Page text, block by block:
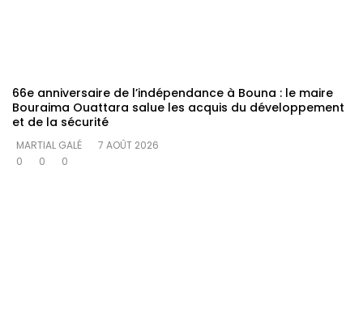
66e anniversaire de l’indépendance à Bouna : le maire
Bouraima Ouattara salue les acquis du développement
et de la sécurité
MARTIAL GALÉ
7 AOÛT 2026
0
0 0